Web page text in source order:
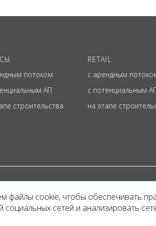
потоком
АП
строительства
RETAIL
с арендным
с потенциальным
на этапе
Представленная на
и не является
файлы cookie, чтобы обеспечивать
социальных сетей и анализировать